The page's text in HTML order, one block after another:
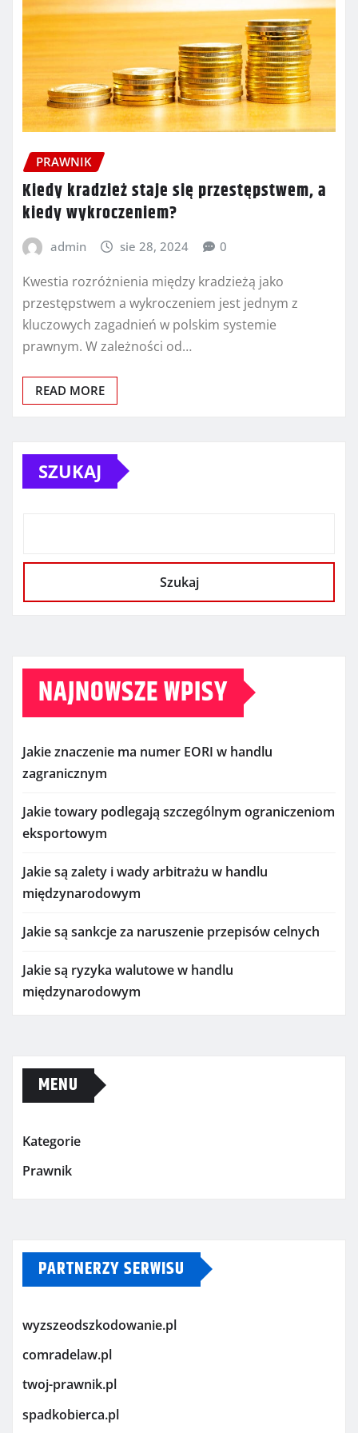
PRAWNIK
Kiedy kradzież staje się przestępstwem, a
kiedy wykroczeniem?
admin sie 28, 2024 0
Kwestia rozróżnienia między kradzieżą jako
przestępstwem a wykroczeniem jest jednym z
kluczowych zagadnień w polskim systemie
prawnym. W zależności od…
READ MORE
SZUKAJ
Szukaj
NAJNOWSZE WPISY
Jakie znaczenie ma numer EORI w handlu
zagranicznym
Jakie towary podlegają szczególnym ograniczeniom
eksportowym
Jakie są zalety i wady arbitrażu w handlu
międzynarodowym
Jakie są sankcje za naruszenie przepisów celnych
Jakie są ryzyka walutowe w handlu
międzynarodowym
MENU
Kategorie
Prawnik
PARTNERZY SERWISU
wyzszeodszkodowanie.pl
comradelaw.pl
twoj-prawnik.pl
spadkobierca.pl